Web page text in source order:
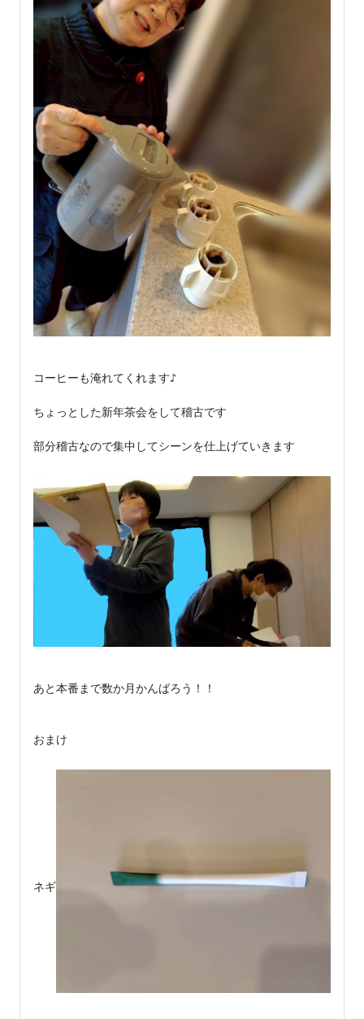
コーヒーも淹れてくれます♪
ちょっとした新年茶会をして稽古です
部分稽古なので集中してシーンを仕上げていきます
あと本番まで数か月かんばろう！！
おまけ
ネギ